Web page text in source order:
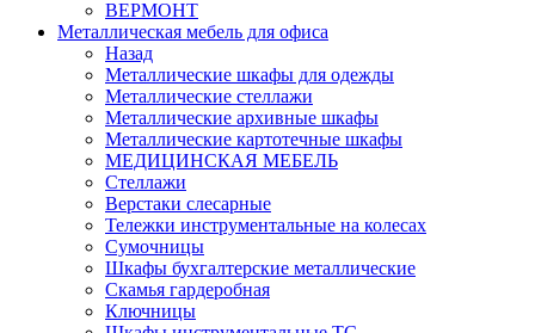
ВЕРМОНТ
Металлическая мебель для офиса
Назад
Металлические шкафы для одежды
Металлические стеллажи
Металлические архивные шкафы
Металлические картотечные шкафы
МЕДИЦИНСКАЯ МЕБЕЛЬ
Стеллажи
Верстаки слесарные
Тележки инструментальные на колесах
Сумочницы
Шкафы бухгалтерские металлические
Скамья гардеробная
Ключницы